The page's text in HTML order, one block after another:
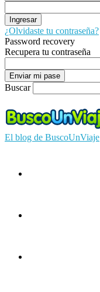
¿Olvidaste tu contraseña?
Password recovery
Recupera tu contraseña
Buscar
El blog de BuscoUnViaje